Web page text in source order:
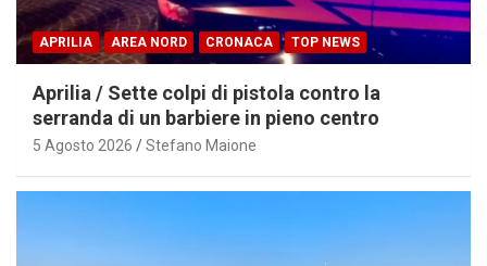
APRILIA AREA NORD CRONACA TOP NEWS
Aprilia / Sette colpi di pistola contro la
serranda di un barbiere in pieno centro
5 Agosto 2026 Stefano Maione